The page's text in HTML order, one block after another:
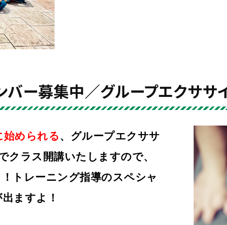
バー募集中／グループエクササ
められる 、グループエクササ
クラス開講いたしますので、
トレーニング指導のスペシャ
ますよ！